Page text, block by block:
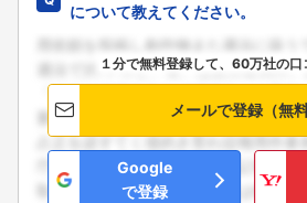
について教えてください。
１分で無料登録して、60万社の口
メールで登録（無料
Google
で登録